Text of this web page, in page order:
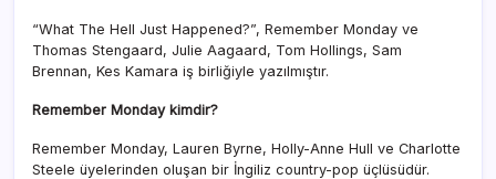
“What The Hell Just Happened?”, Remember Monday ve
Thomas Stengaard, Julie Aagaard, Tom Hollings, Sam
Brennan, Kes Kamara iş birliğiyle yazılmıştır.
Remember Monday kimdir?
Remember Monday, Lauren Byrne, Holly-Anne Hull ve Charlotte
Steele üyelerinden oluşan bir İngiliz country-pop üçlüsüdür.